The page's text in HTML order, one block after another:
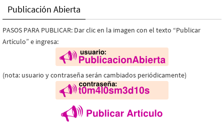
Publicación Abierta
PASOS PARA PUBLICAR: Dar clic en la imagen con el texto “Publicar
Artículo” e ingresa:
(nota: usuario y contraseña serán cambiados periódicamente)